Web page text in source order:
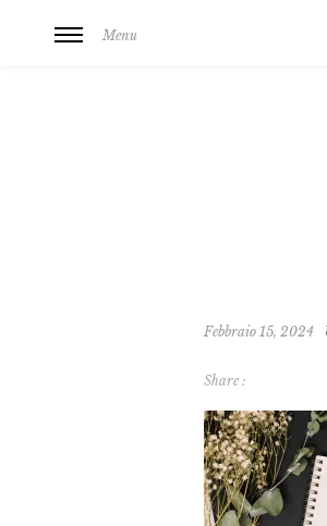
Menu
Febbraio 15, 2024
Share :